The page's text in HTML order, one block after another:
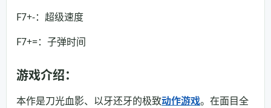
F7+-：超级速度
F7+=：子弹时间
游戏介绍：
本作是刀光血影、以牙还牙的极致动作游戏。在面目全